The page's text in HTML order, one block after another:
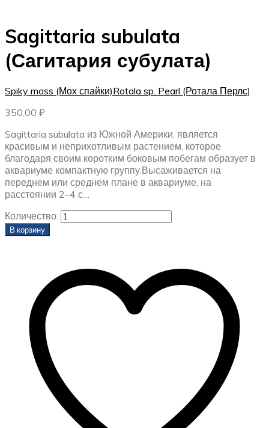
Sagittaria subulata
(Сагитария субулата)
Spiky moss (Мох спайки)Rotala sp. Pearl (Ротала Перлс)
350,00 ₽
Sagittaria subulata из Южной Америки, является
красивым и неприхотливым растением, которое
благодаря своим коротким боковым побегам образует в
аквариуме компактную группу.Высаживается на
переднем или среднем плане в аквариуме, на
расстоянии 2–4 с…
Количество:
В корзину